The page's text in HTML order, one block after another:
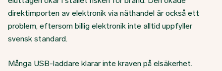
direktimporten av elektronik via näthandel är också ett
problem, eftersom billig elektronik inte alltid uppfyller
svensk standard.
Många USB-laddare klarar inte kraven på elsäkerhet.